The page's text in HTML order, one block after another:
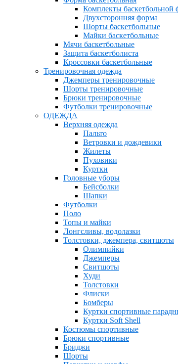
Комплекты баскетбольной
Двухсторонняя форма
Шорты баскетбольные
Майки баскетбольные
Мячи баскетбольные
Защита баскетболиста
Кроссовки баскетбольные
Тренировочная одежда
Джемперы тренировочные
Шорты тренировочные
Брюки тренировочные
Футболки тренировочные
ОДЕЖДА
Верхняя одежда
Пальто
Ветровки и дождевики
Жилеты
Пуховики
Куртки
Головные уборы
Бейсболки
Шапки
Футболки
Поло
Топы и майки
Лонгсливы, водолазки
Толстовки, джемпера, свитшоты
Олимпийки
Джемперы
Свитшоты
Худи
Толстовки
Флиски
Бомберы
Куртки спортивные
Куртки Soft Shell
Костюмы спортивные
Брюки спортивные
Бриджи
Шорты